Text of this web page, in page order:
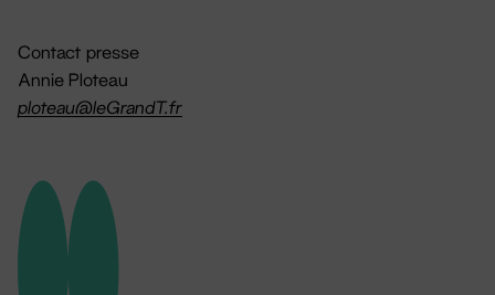
Contact presse
Annie Ploteau
ploteau@leGrandT.fr